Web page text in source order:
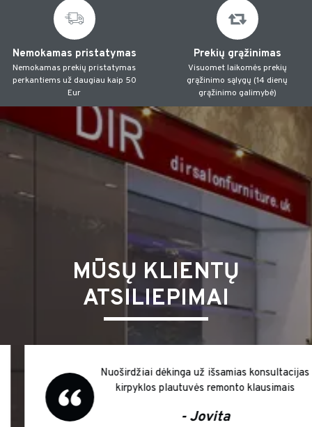
Nemokamas pristatymas
Nemokamas prekių pristatymas
perkantiems už daugiau kaip 50
Eur
Prekių grąžinimas
Visuomet laikomės prekių
grąžinimo sąlygų (14 dienų
grąžinimo galimybė)
MŪSŲ KLIENTŲ
ATSILIEPIMAI
Nuoširdžiai dėkinga už išsamias konsultacijas
kirpyklos plautuvės remonto klausimais
- Jovita